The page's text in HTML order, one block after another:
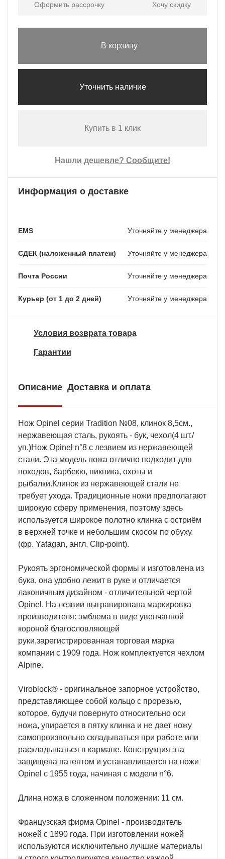
Оформить рассрочку Хочу скидку
В корзину
Уточнить наличие
Купить в 1 клик
Нашли дешевле? Сообщите!
Информация о доставке
EMS Уточняйте у менеджера
СДЕК (наложенный платеж) Уточняйте у менеджера
Почта России Уточняйте у менеджера
Курьер (от 1 до 2 дней) Уточняйте у менеджера
Условия возврата товара
Гарантии
Описание Доставка и оплата
Нож Opinel серии Tradition №08, клинок 8,5см.,
нержавеющая сталь, рукоять - бук, чехол(4 шт./
уп.)Нож Opinel n°8 с лезвием из нержавеющей
стали. Эта модель ножа отлично подходит для
походов, барбекю, пикника, охоты и
рыбалки.Клинок из нержавеющей стали не
требует ухода. Традиционные ножи предполагают
широкую сферу применения, поэтому здесь
используется широкое полотно клинка с остриём
в верхней точке и небольшим скосом по обуху.
(фр. Yatagan, англ. Clip-point).
Рукоять эргономической формы и изготовлена из
бука, она удобно лежит в руке и отличается
лаконичным дизайном - отличительной чертой
Opinel. На лезвии выгравирована маркировка
производителя: эмблема в виде увенчанной
короной благословляющей
руки,зарегистрированная торговая марка
компании с 1909 года. Нож комплектуется чехлом
Alpine.
Viroblock® - оригинальное запорное устройство,
представляющее собой кольцо с прорезью,
которое, будучи повернуто относительно оси
ножа, упирается в пятку клинка и не дает ножу
самопроизвольно складываться при работе или
раскладываться в кармане. Конструкция эта
защищена патентом и устанавливается на ножи
Opinel с 1955 года, начиная с модели n°6.
Длина ножа в сложенном положении: 11 см.
Французская фирма Opinel - производитель
ножей с 1890 года. При изготовлении ножей
используются исключительно лучшие материалы